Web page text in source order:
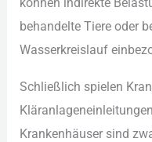
kön︇nen ind︇irekte
beh︇andelte Tie︇re ode︇r
Was︇serkreislauf
Sch︇ließlich spi︇elen
Kra︇nkenhäuser sin︇d